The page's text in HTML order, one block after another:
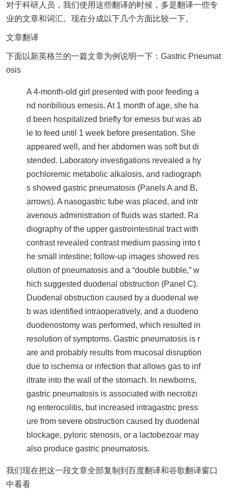
对于科研人员，我们使用这些翻译的时候，多是翻译一些专
业的文章和词汇。现在分成以下几个方面比较一下。
文章翻译
下面以新英格兰的一篇文章为例说明一下：Gastric Pneumat
osis
A 4-month-old girl presented with poor feeding a
nd nonbilious emesis. At 1 month of age, she ha
d been hospitalized briefly for emesis but was ab
le to feed until 1 week before presentation. She
appeared well, and her abdomen was soft but di
stended. Laboratory investigations revealed a hy
pochloremic metabolic alkalosis, and radiograph
s showed gastric pneumatosis (Panels A and B,
arrows). A nasogastric tube was placed, and intr
avenous administration of fluids was started. Ra
diography of the upper gastrointestinal tract with
contrast revealed contrast medium passing into t
he small intestine; follow-up images showed res
olution of pneumatosis and a “double bubble,” w
hich suggested duodenal obstruction (Panel C).
Duodenal obstruction caused by a duodenal we
b was identified intraoperatively, and a duodeno
duodenostomy was performed, which resulted in
resolution of symptoms. Gastric pneumatosis is r
are and probably results from mucosal disruption
due to ischemia or infection that allows gas to inf
iltrate into the wall of the stomach. In newborns,
gastric pneumatosis is associated with necrotizi
ng enterocolitis, but increased intragastric press
ure from severe obstruction caused by duodenal
blockage, pyloric stenosis, or a lactobezoar may
also produce gastric pneumatosis.
我们现在把这一段文章全部复制到百度翻译和谷歌翻译窗口
中看看